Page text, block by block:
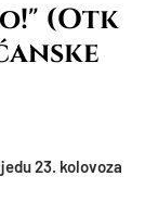
(Otk
23. kolovoza